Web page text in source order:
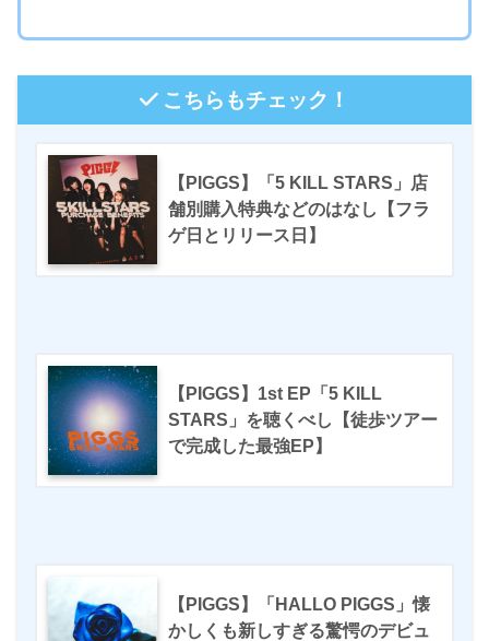
こちらもチェック！
【PIGGS】「5 KILL STARS」店
舗別購入特典などのはなし【フラ
ゲ日とリリース日】
【PIGGS】1st EP「5 KILL
STARS」を聴くべし【徒歩ツアー
で完成した最強EP】
【PIGGS】「HALLO PIGGS」懐
かしくも新しすぎる驚愕のデビュ